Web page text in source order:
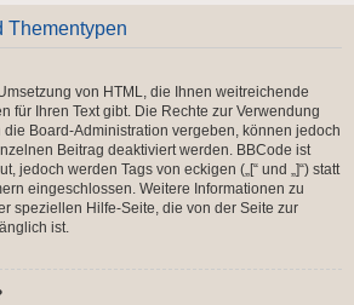
Thementypen
von HTML, die Ihnen weitreichende
für Ihren Text gibt. Die Rechte zur Verwendung
Board-Administration vergeben, können jedoch
Beitrag deaktiviert werden. BBCode ist
jedoch werden Tags von eckigen („[“ und „]“) statt
eingeschlossen. Weitere Informationen zu
speziellen Hilfe-Seite, die von der Seite zur
ist.